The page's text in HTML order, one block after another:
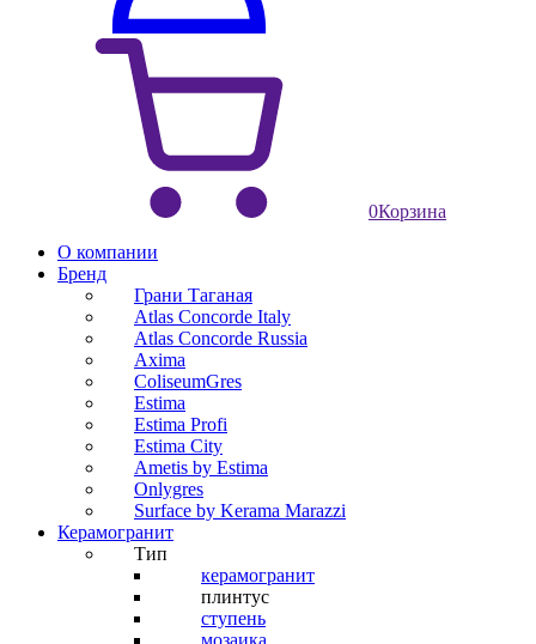
0Корзина
О компании
Бренд
Грани Таганая
Atlas Concorde Italy
Atlas Concorde Russia
Axima
ColiseumGres
Estima
Estima Profi
Estima City
Ametis by Estima
Onlygres
Surface by Kerama Marazzi
Керамогранит
Тип
керамогранит
плинтус
ступень
мозаика